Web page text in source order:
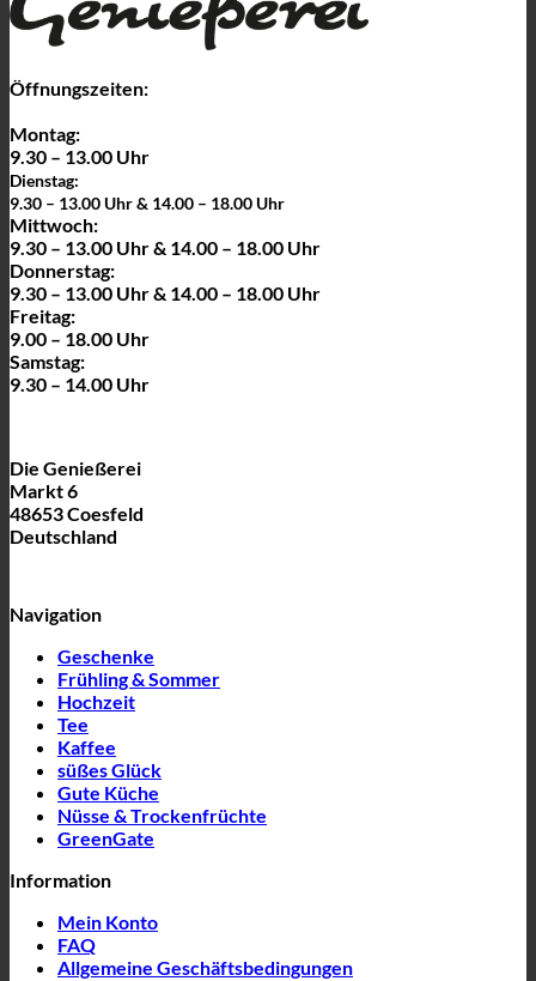
Öffnungszeiten:
Montag:
9.30 – 13.00 Uhr
Dienstag:
9.30 – 13.00 Uhr & 14.00 – 18.00 Uhr
Mittwoch:
9.30 – 13.00 Uhr & 14.00 – 18.00 Uhr
Donnerstag:
9.30 – 13.00 Uhr & 14.00 – 18.00 Uhr
Freitag:
9.00 – 18.00 Uhr
Samstag:
9.30 – 14.00 Uhr
Die Genießerei
Markt 6
48653 Coesfeld
Deutschland
Navigation
Geschenke
Frühling & Sommer
Hochzeit
Tee
Kaffee
süßes Glück
Gute Küche
Nüsse & Trockenfrüchte
GreenGate
Information
Mein Konto
FAQ
Allgemeine Geschäftsbedingungen